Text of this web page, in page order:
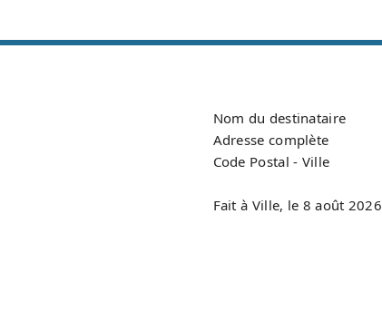
Nom du destinataire
Adresse complète
Code Postal - Ville
Fait à Ville, le 8 août 2026